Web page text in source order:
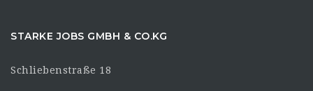
STARKE JOBS GMBH & CO.KG
Schliebenstraße 18